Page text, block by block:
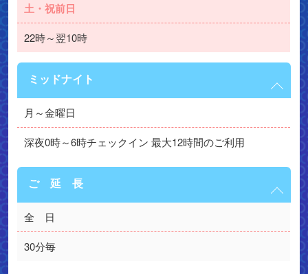
土・祝前日
22時～翌10時
ミッドナイト
月～金曜日
深夜0時～6時チェックイン 最大12時間のご利用
ご 延 長
全　日
30分毎